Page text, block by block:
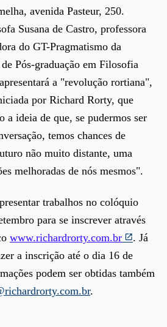
avenida Pasteur, 250.
Susana de Castro, professora
do GT-Pragmatismo da
Pós-graduação em Filosofia
a "revolução rortiana",
por Richard Rorty, que
a ideia de que, se pudermos ser
temos chances de
não muito distante, uma
melhoradas de nós mesmos".
trabalhos no colóquio
para se inscrever através
www.richardrorty.com.br
. Já
a inscrição até o dia 16 de
podem ser obtidas também
.